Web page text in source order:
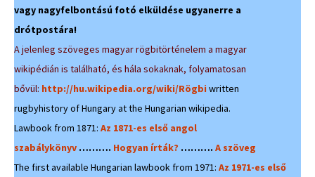
vagy nagyfelbontású fotó elküldése ugyanerre a
drótpostára!
A jelenleg szöveges magyar rögbitörténelem a magyar
wikipédián is található, és hála sokaknak, folyamatosan
bővül: http://hu.wikipedia.org/wiki/Rögbiwritten
rugbyhistory of Hungary at the Hungarian wikipedia.
Lawbook from 1871: Az 1871-es első angol
szabálykönyv ………. Hogyan írták? ………. A szöveg
The first available Hungarian lawbook from 1971: Az 1971-es első